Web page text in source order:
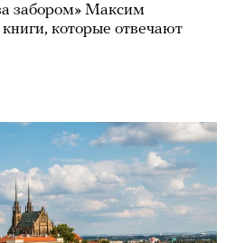
забором» Максим
которые отвечают